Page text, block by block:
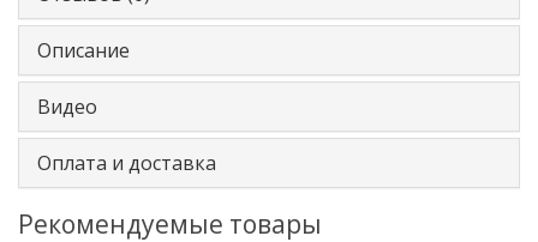
Описание
Видео
Оплата и доставка
Рекомендуемые товары